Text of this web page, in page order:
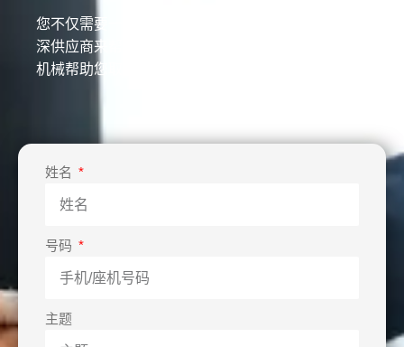
您不仅需要一台优质的机器，还需要一个30年的资
深供应商来帮助您建立生产线并增加利润。 让唯奕
机械帮助您取得成功。
姓名
号码
主题